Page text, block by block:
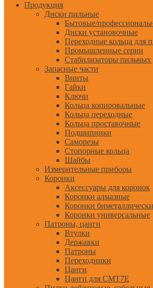
Продукция
Диски пильные
Бытовые/
Диски установочные
Переходные кольца для
Промышленные серии
Стабилизаторы пильных
Запасные части
Винты
Гайки
Ключи
Кольца копировальные
Кольца переходные
Кольца проставочные
Подшипники
Саморезы
Стопорные кольца
Шайбы
Измерительные приборы
Коронки
Аксессуары для коронок
Коронки алмазные
Коронки
Коронки универсальные
Патроны, цанги
Втулки
Державки
Патроны
Переходники
Цанги
Цанги для CMT7E